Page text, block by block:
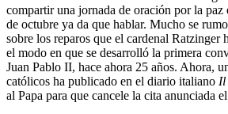
compartir una jornada de oración por la
de octubre ya da que hablar. Mucho se
sobre los reparos que el cardenal Ratzinger
el modo en que se desarrolló la primera
Juan Pablo II, hace ahora 25 años. Ahora,
católicos ha publicado en el diario italiano Il
al Papa para que cancele la cita anunciada